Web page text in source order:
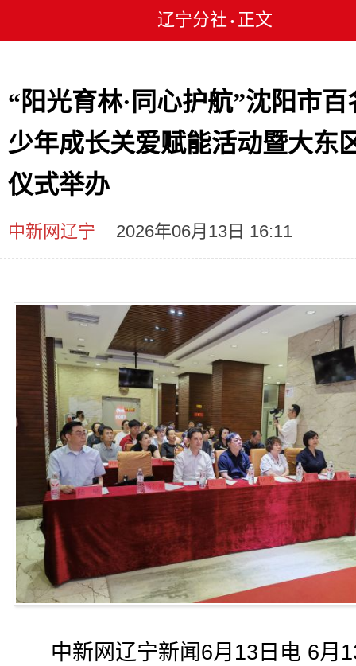
辽宁分社 • 正文
“阳光育林·同心护航”沈阳市百
少年成长关爱赋能活动暨大东
仪式举办
中新网辽宁 2026年06月13日 16:11
中新网辽宁新闻6月13日电 6月